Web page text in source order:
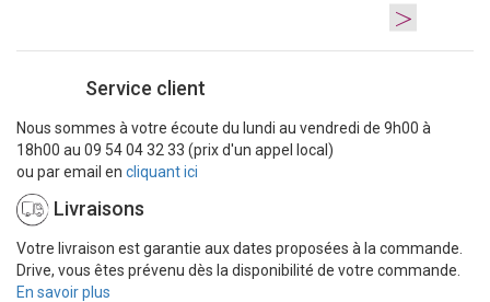
>
Service client
Nous sommes à votre écoute du lundi au vendredi de 9h00 à
18h00 au 09 54 04 32 33 (prix d'un appel local)
ou par email en cliquant ici
Livraisons
Votre livraison est garantie aux dates proposées à la commande.
Drive, vous êtes prévenu dès la disponibilité de votre commande.
En savoir plus